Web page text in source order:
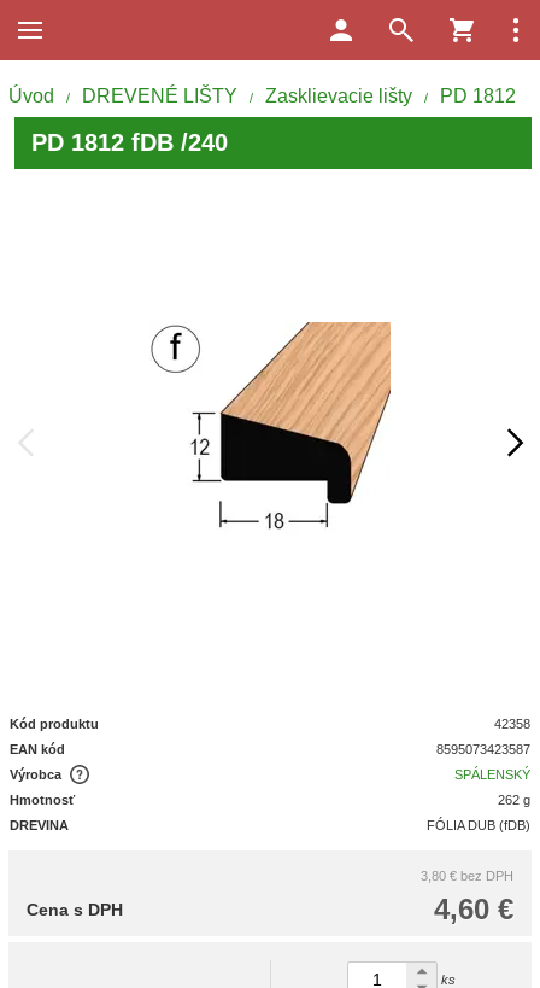
Úvod / DREVENÉ LIŠTY / Zasklievacie lišty / PD 1812
PD 1812 fDB /240
Kód produktu
42358
EAN kód
8595073423587
Výrobca
SPÁLENSKÝ
Hmotnosť
262 g
DREVINA
FÓLIA DUB (fDB)
3,80 € bez DPH
4,60 €
Cena s DPH
ks